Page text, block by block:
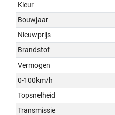
Kleur
Bouwjaar
Nieuwprijs
Brandstof
Vermogen
0-100km/h
Topsnelheid
Transmissie